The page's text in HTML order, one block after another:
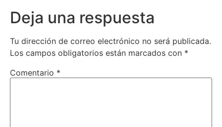
Deja una respuesta
Tu dirección de correo electrónico no será publicada.
Los campos obligatorios están marcados con *
Comentario *